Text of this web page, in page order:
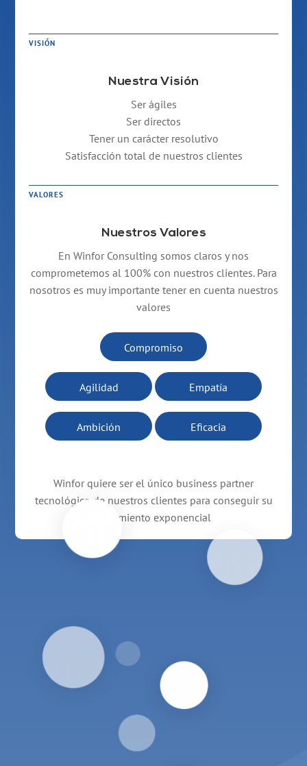
VISIÓN
Nuestra Visión
Ser ágiles
Ser directos
Tener un carácter resolutivo
Satisfacción total de nuestros clientes
VALORES
Nuestros Valores
En Winfor Consulting somos claros y nos
comprometemos al 100% con nuestros clientes. Para
nosotros es muy importante tener en cuenta nuestros
valores
Compromiso
Agilidad Empatía
Ambición Eficacia
Winfor quiere ser el único business partner
tecnológico de nuestros clientes para conseguir su
crecimiento exponencial